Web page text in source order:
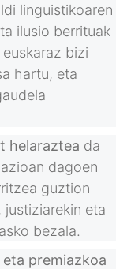
linguistikoaren
ilusio berrituak
bizi
hartu, eta
helaraztea da
dagoen
guztion
eta
bezala.
premiazkoa